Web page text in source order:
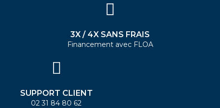
3X / 4X SANS FRAIS
Financement avec FLOA
SUPPORT CLIENT
02 31 84 80 62